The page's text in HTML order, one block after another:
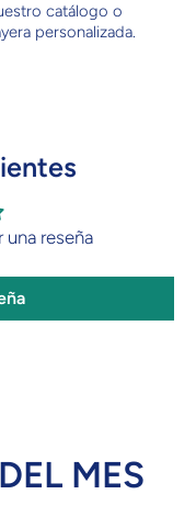
catálogo o
personalizada.
reseña
MES